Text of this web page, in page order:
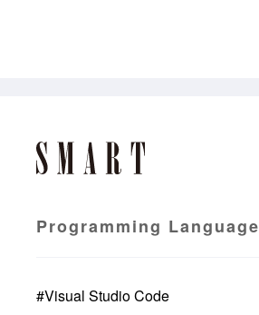
Programming Language
#Visual Studio Code